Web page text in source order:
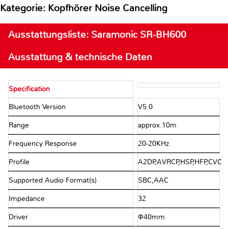
Kategorie: Kopfhörer Noise Cancelling
Ausstattungsliste: Saramonic SR-BH600
Ausstattung & technische Daten
Specification
Bluetooth Version V5.0
Range approx.10m
Frequency Response 20-20KHz
Profile A2DP,AVRCP,HSP,HFP,CVC
Supported Audio Format(s) SBC,AAC
Impedance 32Ω
Driver Ф40mm